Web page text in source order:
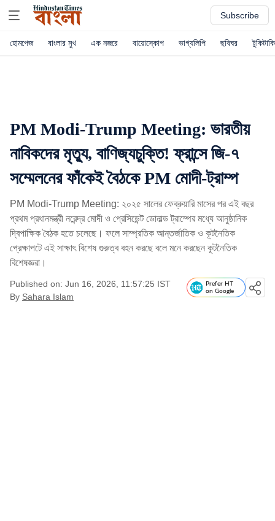
Subscribe
হোমপেজ বাংলার মুখ এক নজরে বায়োস্কোপ ভাগ্যলিপি ছবিঘর টুকিটাকি
PM Modi-Trump Meeting: ভারতীয়
নাবিকদের মৃত্যু, বাণিজ্যচুক্তি! ফ্রান্সে জি-৭
সম্মেলনের ফাঁকেই বৈঠকে PM মোদী-ট্রাম্প
PM Modi-Trump Meeting: ২০২৫ সালের ফেব্রুয়ারি মাসের পর এই বছর
প্রথম প্রধানমন্ত্রী নরেন্দ্র মোদী ও প্রেসিডেন্ট ডোনাল্ড ট্রাম্পের মধ্যে আনুষ্ঠানিক
দ্বিপাক্ষিক বৈঠক হতে চলেছে। ফলে সাম্প্রতিক আন্তর্জাতিক ও কূটনৈতিক
প্রেক্ষাপটে এই সাক্ষাৎ বিশেষ গুরুত্ব বহন করছে বলে মনে করছেন কূটনৈতিক
বিশেষজ্ঞরা।
Published on: Jun 16, 2026, 11:57:25 IST
By Sahara Islam
Prefer HT
on Google